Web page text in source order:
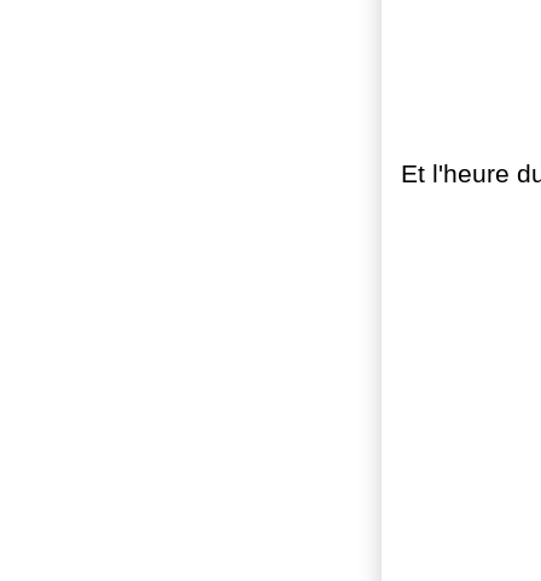
Et l'heure